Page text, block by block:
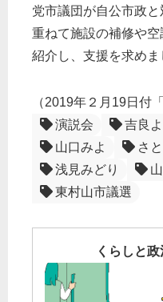
党市議団が自公市政
重ねて施設の補修や
紹介し、支援を求めま
（2019年２月19日付
演説会
吉良
山口みよ
さ
浅見みどり
東村山市議選
くらしと政